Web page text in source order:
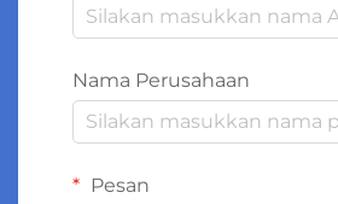
Nama Perusahaan
Pesan